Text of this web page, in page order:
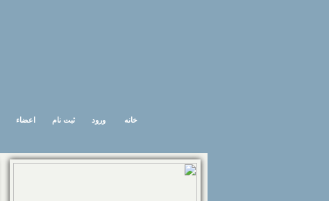
اعضاء ثبت نام ورود خانه